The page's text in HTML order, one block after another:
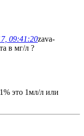
09:41:20zava-
в мг/л ?
это 1мл/л или